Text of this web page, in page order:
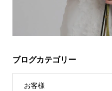
ブログカテゴリー
お客様